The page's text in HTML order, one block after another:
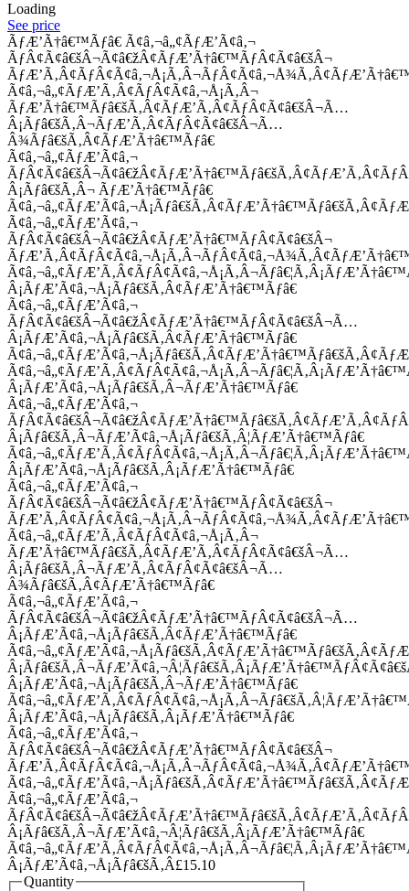
Loading
See price
ÃƒÆ’Ã†â€™Ãƒâ€ Ã¢â‚¬â„¢ÃƒÆ’Ã¢â‚¬
ÃƒÂ¢Ã¢â€šÂ¬Ã¢â€žÂ¢ÃƒÆ’Ã†â€™ÃƒÂ¢Ã¢â€šÂ¬
Ã¢â‚¬â„¢ÃƒÆ’Ã‚Â¢ÃƒÂ¢Ã¢â‚¬Å¡Ã‚Â¬
ÃƒÆ’Ã†â€™Ãƒâ€šÃ‚Â¢ÃƒÆ’Ã‚Â¢ÃƒÂ¢Ã¢â€šÂ¬Ã…
Â¡Ãƒâ€šÃ‚Â¬ÃƒÆ’Ã‚Â¢ÃƒÂ¢Ã¢â€šÂ¬Ã…
Â¾Ãƒâ€šÃ‚Â¢ÃƒÆ’Ã†â€™Ãƒâ€
Ã¢â‚¬â„¢ÃƒÆ’Ã¢â‚¬
Â¡Ãƒâ€šÃ‚Â¬ ÃƒÆ’Ã†â€™Ãƒâ€
Ã¢â‚¬â„¢ÃƒÆ’Ã¢â‚¬
ÃƒÂ¢Ã¢â€šÂ¬Ã¢â€žÂ¢ÃƒÆ’Ã†â€™ÃƒÂ¢Ã¢â€šÂ¬
Â¡ÃƒÆ’Ã¢â‚¬Å¡Ãƒâ€šÃ‚Â¢ÃƒÆ’Ã†â€™Ãƒâ€
Ã¢â‚¬â„¢ÃƒÆ’Ã¢â‚¬
ÃƒÂ¢Ã¢â€šÂ¬Ã¢â€žÂ¢ÃƒÆ’Ã†â€™ÃƒÂ¢Ã¢â€šÂ¬Ã…
Â¡ÃƒÆ’Ã¢â‚¬Å¡Ãƒâ€šÃ‚Â¢ÃƒÆ’Ã†â€™Ãƒâ€
Â¡ÃƒÆ’Ã¢â‚¬Å¡Ãƒâ€šÃ‚Â¬ÃƒÆ’Ã†â€™Ãƒâ€
Ã¢â‚¬â„¢ÃƒÆ’Ã¢â‚¬
Â¡Ãƒâ€šÃ‚Â¬ÃƒÆ’Ã¢â‚¬Å¡Ãƒâ€šÃ‚Â¦ÃƒÆ’Ã†â€™Ãƒâ€
Â¡ÃƒÆ’Ã¢â‚¬Å¡Ãƒâ€šÃ‚Â¡ÃƒÆ’Ã†â€™Ãƒâ€
Ã¢â‚¬â„¢ÃƒÆ’Ã¢â‚¬
ÃƒÂ¢Ã¢â€šÂ¬Ã¢â€žÂ¢ÃƒÆ’Ã†â€™ÃƒÂ¢Ã¢â€šÂ¬
Ã¢â‚¬â„¢ÃƒÆ’Ã‚Â¢ÃƒÂ¢Ã¢â‚¬Å¡Ã‚Â¬
ÃƒÆ’Ã†â€™Ãƒâ€šÃ‚Â¢ÃƒÆ’Ã‚Â¢ÃƒÂ¢Ã¢â€šÂ¬Ã…
Â¡Ãƒâ€šÃ‚Â¬ÃƒÆ’Ã‚Â¢ÃƒÂ¢Ã¢â€šÂ¬Ã…
Â¾Ãƒâ€šÃ‚Â¢ÃƒÆ’Ã†â€™Ãƒâ€
Ã¢â‚¬â„¢ÃƒÆ’Ã¢â‚¬
ÃƒÂ¢Ã¢â€šÂ¬Ã¢â€žÂ¢ÃƒÆ’Ã†â€™ÃƒÂ¢Ã¢â€šÂ¬Ã…
Â¡ÃƒÆ’Ã¢â‚¬Å¡Ãƒâ€šÃ‚Â¢ÃƒÆ’Ã†â€™Ãƒâ€
Â¡ÃƒÆ’Ã¢â‚¬Å¡Ãƒâ€šÃ‚Â¬ÃƒÆ’Ã†â€™Ãƒâ€
Â¡ÃƒÆ’Ã¢â‚¬Å¡Ãƒâ€šÃ‚Â¡ÃƒÆ’Ã†â€™Ãƒâ€
Ã¢â‚¬â„¢ÃƒÆ’Ã¢â‚¬
ÃƒÂ¢Ã¢â€šÂ¬Ã¢â€žÂ¢ÃƒÆ’Ã†â€™ÃƒÂ¢Ã¢â€šÂ¬
Ã¢â‚¬â„¢ÃƒÆ’Ã¢â‚¬
Â¡Ãƒâ€šÃ‚Â¬ÃƒÆ’Ã¢â‚¬Â¦Ãƒâ€šÃ‚Â¡ÃƒÆ’Ã†â€™Ãƒâ€
Â¡ÃƒÆ’Ã¢â‚¬Å¡Ãƒâ€šÃ‚Â£15.10
Quantity